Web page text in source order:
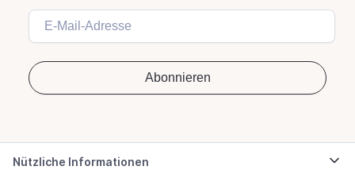
Nützliche Informationen